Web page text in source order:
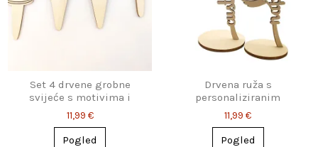
Set 4 drvene grobne
svijeće s motivima i
natpisom
11,99 €
Pogled
Drvena ruža s
personaliziranim
natpisom
11,99 €
Pogled